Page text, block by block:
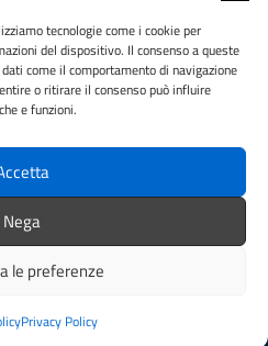
tecnologie come i cookie per
del dispositivo. Il consenso a queste
come il comportamento di navigazione
o ritirare il consenso può influire
e funzioni.
Nega
le preferenze
Privacy Policy
Mappa del sito